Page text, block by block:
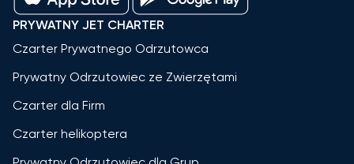
PRYWATNY JET CHARTER
Czarter Prywatnego Odrzutowca
Prywatny Odrzutowiec ze Zwierzętami
Czarter dla Firm
Czarter helikoptera